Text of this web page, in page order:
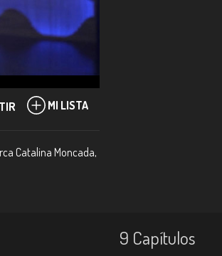
MI LISTA
Catalina Moncada,
9 Capí­tulos